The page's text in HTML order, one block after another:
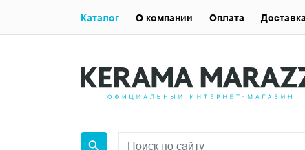
Каталог О компании Оплата Доставка